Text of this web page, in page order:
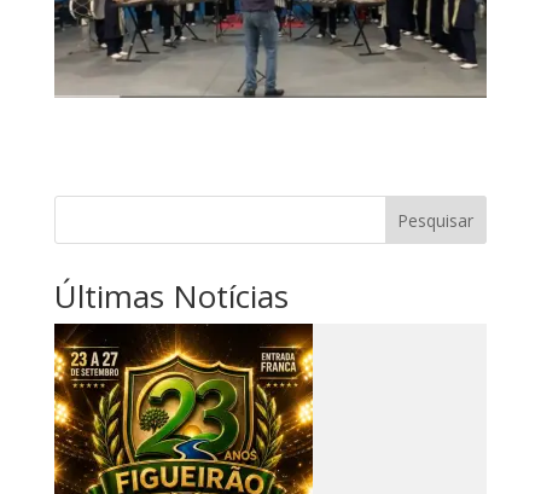
Pesquisar
Últimas Notícias